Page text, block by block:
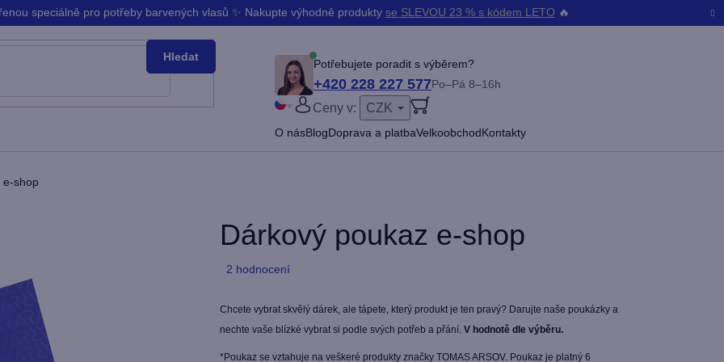
speciálně pro potřeby barvených vlasů ✨ Nakupte výhodně produkty se SLEVOU 23 % s kódem LETO 🔥
Potřebujete poradit s výběrem?
+420 228 227 577Po–Pá 8–16h
Slovenčina
Bŭlgarski
PŘIHLÁŠENÍ
Ceny v: CZK
O násBlogDoprava a platbaVelkoobchodKontakty
Hledat
e-shop
Dárkový poukaz e-shop
Průměrné
produktu
je
2 hodnocení
Chcete vybrat skvělý dárek, ale tápete, který produkt je ten pravý? Darujte naše poukázky a
nechte vaše blízké vybrat si podle svých potřeb a přání. V hodnotě dle výběru.
*Poukaz se vztahuje na veškeré produkty značky TOMAS ARSOV. Poukaz je platný 6